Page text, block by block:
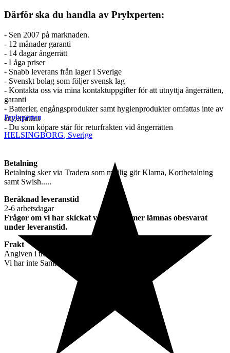
Därför ska du handla av Prylxperten:
- Sen 2007 på marknaden.
- 12 månader garanti
- 14 dagar ångerrätt
- Låga priser
- Snabb leverans från lager i Sverige
- Svenskt bolag som följer svensk lag
- Kontakta oss via mina kontaktuppgifter för att utnyttja ångerrätten,
garanti
- Batterier, engångsprodukter samt hygienprodukter omfattas inte av
ångerrätten
- Du som köpare står för returfrakten vid ångerrätten
Betalning
Betalning sker via Tradera som möjlig gör Klarna, Kortbetalning
samt Swish.....
Beräknad leveranstid
2-6 arbetsdagar
Frågor om vi har skickat varan kommer lämnas obesvarat
under leveranstid.
Frakt
Angiven i tradera annonsen
Vi har inte Samfrakt.
Prylxperten
HELSINGBORG, Sverige